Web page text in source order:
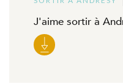
J'aime sortir à